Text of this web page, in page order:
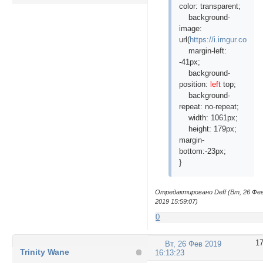
color: transparent;
background-
image:
url(https://i.imgur.com/
margin-left:
-41px;
background-
position:left top;
background-
repeat: no-repeat;
width: 1061px;
height: 179px;
margin-
bottom:-23px;
}
Отредактировано Deff (Вт, 26
2019 15:59:07)
0
17
Вт, 26 Фев 2019
16:13:23
Trinity Wane